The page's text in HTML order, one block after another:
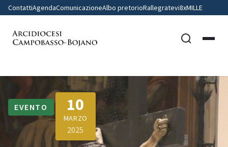
ContattiAgendaComunicazioneAlbo pretorioRallegratevi8xMILLE
EVENTO 10
MARZO
2025